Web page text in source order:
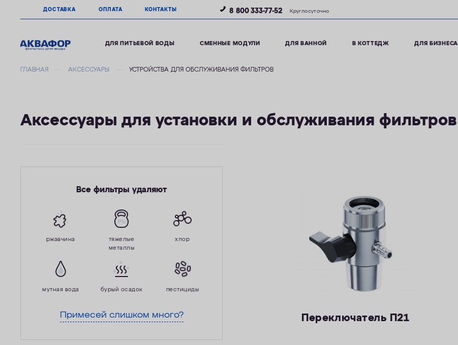
ДОСТАВКА ОПЛАТА КОНТАКТЫ 8 800 333-77-52 Круглосуточно
ДЛЯ ПИТЬЕВОЙ ВОДЫ СМЕННЫЕ МОДУЛИ ДЛЯ ВАННОЙ В КОТТЕДЖ ДЛЯ БИЗНЕСА
ГЛАВНАЯ АКСЕССУАРЫ УСТРОЙСТВА ДЛЯ ОБСЛУЖИВАНИЯ ФИЛЬТРОВ
Аксессуары для установки и обслуживания фильтров
Все фильтры удаляют
ржавчина
тяжелые
металлы
хлор
мутная вода бурый осадок пестициды
Примесей слишком много? Переключатель П21